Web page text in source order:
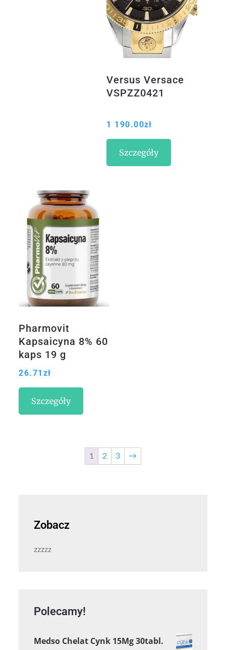
Versus Versace
VSPZZ0421
1 190.00zł
Szczegóły
Pharmovit
Kapsaicyna 8% 60
kaps 19 g
26.71 zł
Szczegóły
1 2 3 →
Zobacz
zzzzz
Polecamy!
Medso Chelat Cynk 15Mg 30tabl.